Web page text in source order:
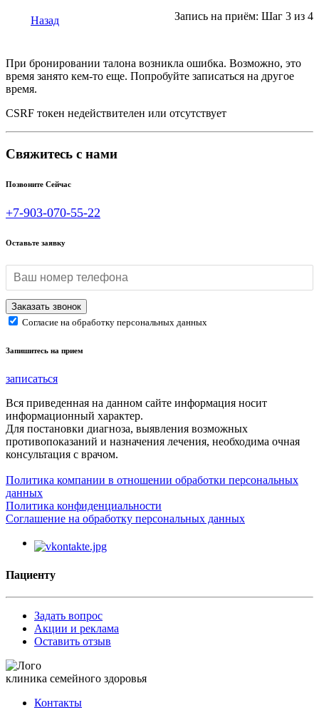
Назад Запись на приём: Шаг 3 из 4
При бронировании талона возникла ошибка. Возможно, это
время занято кем-то еще. Попробуйте записаться на другое
время.
CSRF токен недействителен или отсутствует
Свяжитесь с нами
Позвоните Сейчас
+7-903-070-55-22
Оставьте заявку
Согласие на обработку персональных данных
Запишитесь на прием
записаться
Вся приведенная на данном сайте информация носит
информационный характер.
Для постановки диагноза, выявления возможных
противопоказаний и назначения лечения, необходима очная
консультация с врачом.
Политика компании в отношении обработки персональных
данных
Политика конфиденциальности
Соглашение на обработку персональных данных
Пациенту
Задать вопрос
Акции и реклама
Оставить отзыв
клиника семейного здоровья
Контакты